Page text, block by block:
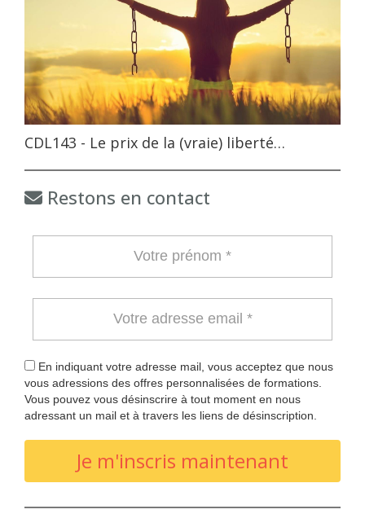
CDL143 - Le prix de la (vraie) liberté…
Restons en contact
En indiquant votre adresse mail, vous acceptez que nous
vous adressions des offres personnalisées de formations.
Vous pouvez vous désinscrire à tout moment en nous
adressant un mail et à travers les liens de désinscription.
Je m'inscris maintenant